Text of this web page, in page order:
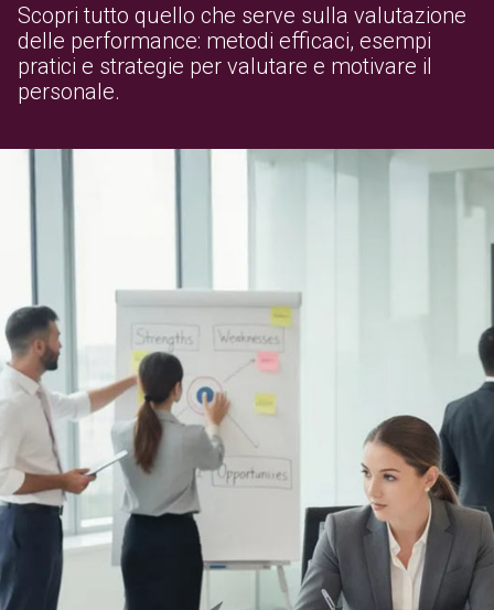
Scopri tutto quello che serve sulla valutazione
delle performance: metodi efficaci, esempi
pratici e strategie per valutare e motivare il
personale.